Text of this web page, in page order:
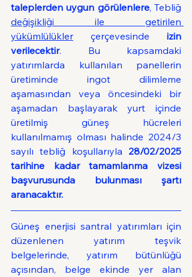
taleplerden uygun görülenlere
değişikliği ile getirilen
yükümlülükler çerçevesinde izin
verilecektir. Bu kapsamdaki
yatırımlarda kullanılan panellerin
üretiminde ingot dilimleme
aşamasından veya öncesindeki bir
aşamadan başlayarak yurt içinde
üretilmiş güneş hücreleri
kullanılmamış olması halinde 2024/3
sayılı tebliğ koşullarıyla 28/02/2025
tarihine kadar tamamlanma vizesi
başvurusunda bulunması şartı
aranacaktır.
Güneş enerjisi santral yatırımları için
düzenlenen yatırım teşvik
belgelerinde, yatırım bütünlüğü
açısından, belge ekinde yer alan